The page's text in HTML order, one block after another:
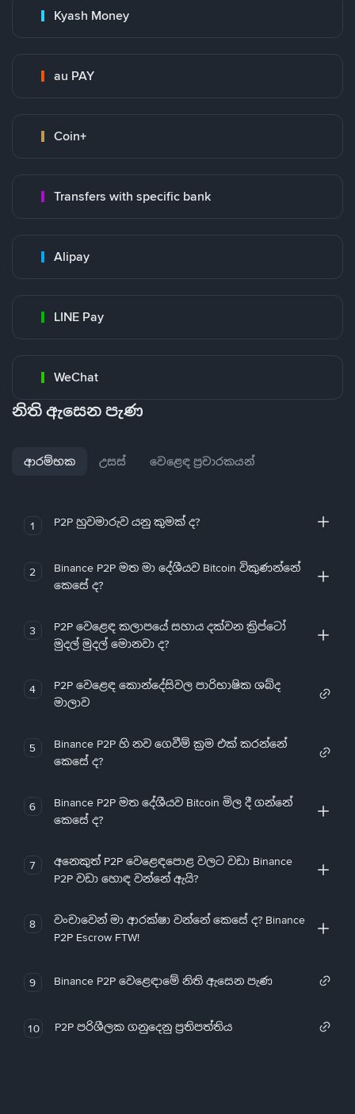
Kyash Money
au PAY
Coin+
Transfers with specific bank
Alipay
LINE Pay
WeChat
නිති ඇසෙන පැණ
ආරම්භක උසස් වෙළෙඳ ප්‍රචාරකයන්
1 P2P හුවමාරුව යනු කුමක් ද?
2
Binance P2P මත මා දේශීයව Bitcoin විකුණන්නේ
කෙසේ ද?
3
P2P වෙළෙඳ කලාපයේ සහාය දක්වන ක්‍රිප්ටෝ
මුදල් මුදල් මොනවා ද?
4
P2P වෙළෙඳ කොන්දේසිවල පාරිභාෂික ශබ්ද
මාලාව
5
Binance P2P හි නව ගෙවීම් ක්‍රම එක් කරන්නේ
කෙසේ ද?
6
Binance P2P මත දේශීයව Bitcoin මිල දී ගන්නේ
කෙසේ ද?
7
අනෙකුත් P2P වෙළෙඳපොළ වලට වඩා Binance
P2P වඩා හොඳ වන්නේ ඇයි?
8
වංචාවෙන් මා ආරක්ෂා වන්නේ කෙසේ ද? Binance
P2P Escrow FTW!
9 Binance P2P වෙළෙඳාමේ නිති ඇසෙන පැණ
10 P2P පරිශීලක ගනුදෙනු ප්‍රතිපත්තිය